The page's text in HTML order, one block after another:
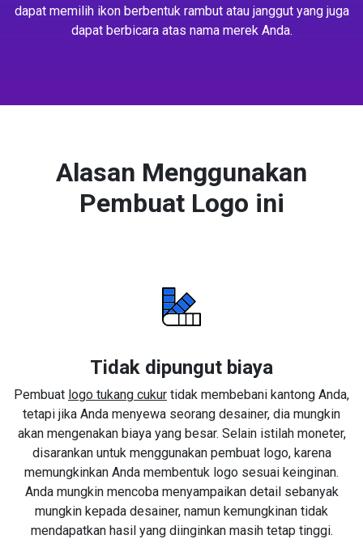
dapat memilih ikon berbentuk rambut atau janggut yang juga
dapat berbicara atas nama merek Anda.
Alasan Menggunakan
Pembuat Logo ini
Tidak dipungut biaya
Pembuat logo tukang cukur tidak membebani kantong Anda,
tetapi jika Anda menyewa seorang desainer, dia mungkin
akan mengenakan biaya yang besar. Selain istilah moneter,
disarankan untuk menggunakan pembuat logo, karena
memungkinkan Anda membentuk logo sesuai keinginan.
Anda mungkin mencoba menyampaikan detail sebanyak
mungkin kepada desainer, namun kemungkinan tidak
mendapatkan hasil yang diinginkan masih tetap tinggi.